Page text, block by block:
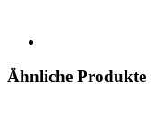
Ähnliche Produkte